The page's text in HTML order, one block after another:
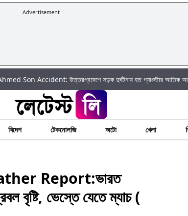
Advertisement
উত্তরপ্রদেশে সড়ক দুর্ঘটনায় হত গ্যাংস্টার আতিক আহমেদের ছোট
বিদেশ টেকনোলজি অটো খেলা
Report:ভারত
বৃষ্টি, ভেস্তে যেতে ম্যাচ (